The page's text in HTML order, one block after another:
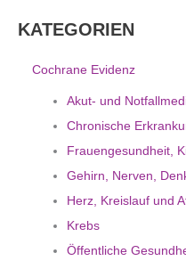
KATEGORIEN
Cochrane Evidenz
Akut- und
Chronische
Frauengesundheit,
Gehirn, Nerven,
Herz, Kreislauf und
Krebs
Öffentliche